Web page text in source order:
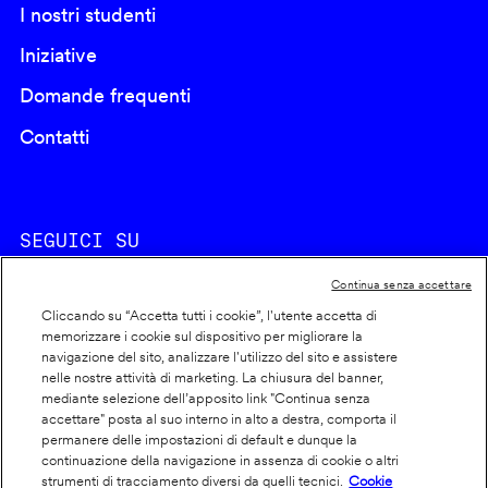
I nostri studenti
Iniziative
Domande frequenti
Contatti
SEGUICI SU
Footer
info
Cookie policy
Dichiarazione di accessibilità
Privacy
Cliccando su “Accetta tutti i cookie”, l'utente accetta di
memorizzare i cookie sul dispositivo per migliorare la
navigazione del sito, analizzare l'utilizzo del sito e assistere
nelle nostre attività di marketing. La chiusura del banner,
mediante selezione dell’apposito link "Continua senza
accettare" posta al suo interno in alto a destra, comporta il
permanere delle impostazioni di default e dunque la
continuazione della navigazione in assenza di cookie o altri
strumenti di tracciamento diversi da quelli tecnici.
Cookie
Continua senza accettare